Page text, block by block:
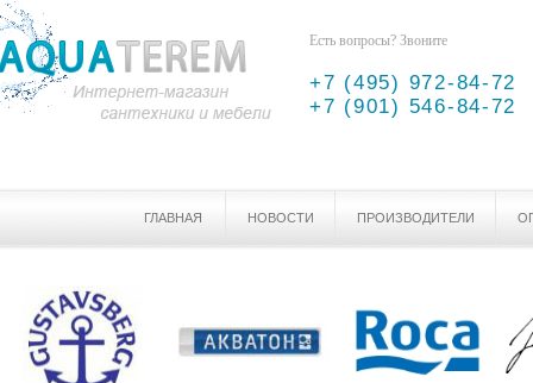
Есть вопросы? Звоните
+7 (495) 972-84-72
+7 (901) 546-84-72
ГЛАВНАЯ НОВОСТИ ПРОИЗВОДИТЕЛИ